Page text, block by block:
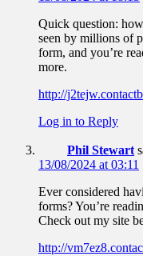
Quick question:
seen by millions of
form, and you’re
more.
http://
Log in to Reply
Phil Stewart
13/08/2024 at 03:11
Ever considered
forms? You’re
Check out my site
http://